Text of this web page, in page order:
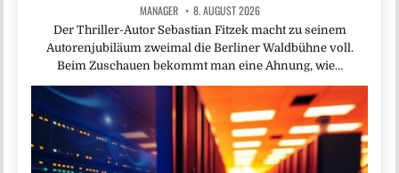
MANAGER 8. AUGUST 2026
Der Thriller-Autor Sebastian Fitzek macht zu seinem
Autorenjubiläum zweimal die Berliner Waldbühne voll.
Beim Zuschauen bekommt man eine Ahnung, wie…